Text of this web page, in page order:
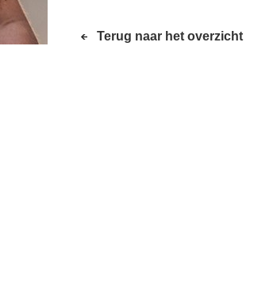
Terug naar het overzicht